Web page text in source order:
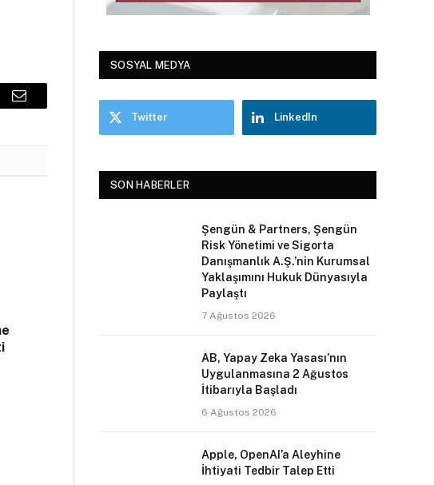
Email
SOSYAL MEDYA
Twitter LinkedIn
SON HABERLER
Şengün & Partners, Şengün
Risk Yönetimi ve Sigorta
Danışmanlık A.Ş.’nin Kurumsal
Yaklaşımını Hukuk Dünyasıyla
Paylaştı
7 Ağustos 2026
AB, Yapay Zeka Yasası’nın
Uygulanmasına 2 Ağustos
İtibarıyla Başladı
6 Ağustos 2026
Apple, OpenAI’a Aleyhine
İhtiyati Tedbir Talep Etti